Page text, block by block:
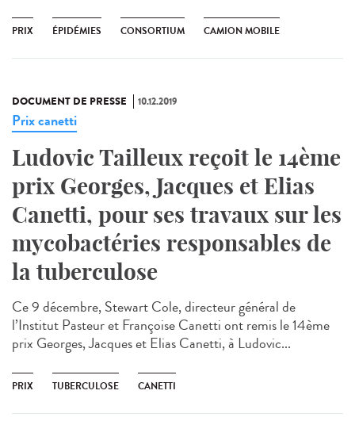
PRIX ÉPIDÉMIES CONSORTIUM CAMION MOBILE
DOCUMENT DE PRESSE 10.12.2019
Prix canetti
Ludovic Tailleux reçoit le 14ème
prix Georges, Jacques et Elias
Canetti, pour ses travaux sur les
mycobactéries responsables de
la tuberculose
Ce 9 décembre, Stewart Cole, directeur général de
l’Institut Pasteur et Françoise Canetti ont remis le 14ème
prix Georges, Jacques et Elias Canetti, à Ludovic...
PRIX TUBERCULOSE CANETTI